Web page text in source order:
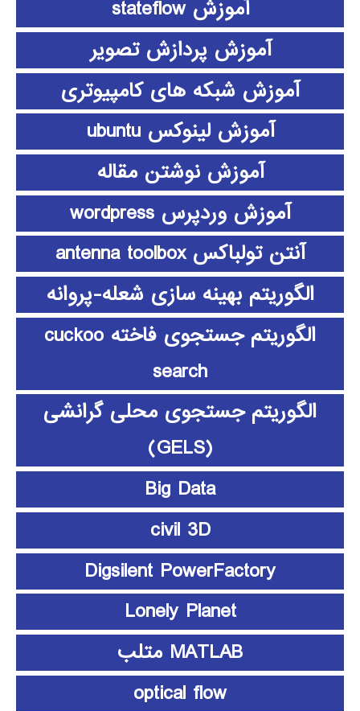
آموزش stateflow
آموزش پردازش تصویر
آموزش شبکه های کامپیوتری
آموزش لینوکس ubuntu
آموزش نوشتن مقاله
آموزش وردپرس wordpress
آنتن تولباکس antenna toolbox
الگوریتم بهینه سازی شعله-پروانه
الگوریتم جستجوی فاخته cuckoo
search
الگوریتم جستجوی محلی گرانشی
(GELS)
Big Data
civil 3D
Digsilent PowerFactory
Lonely Planet
MATLAB متلب
optical flow